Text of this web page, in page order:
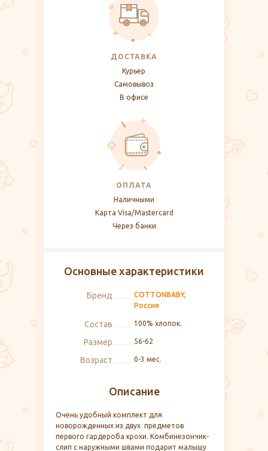
ДОСТАВКА
Курьер
Самовывоз
В офисе
ОПЛАТА
Наличными
Карта Visa/Mastercard
Через банки
Описание
Очень удобный комплект для
новорожденных из двух предметов
первого гардероба крохи. Комбинезончик-
слип с наружными швами подарит малышу
Основные характеристики
Бренд
COTTONBABY,
Россия
Состав 100% хлопок.
Размер 56-62
Возраст 0-3 мес.